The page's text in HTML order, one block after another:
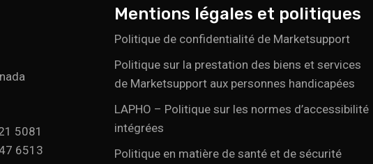
5081
6513
Mentions légales et politiques
Politique de confidentialité de Marketsupport
Politique sur la prestation des biens et services
de Marketsupport aux personnes handicapées
LAPHO – Politique sur les normes d’accessibilité
intégrées
Politique en matière de santé et de sécurité